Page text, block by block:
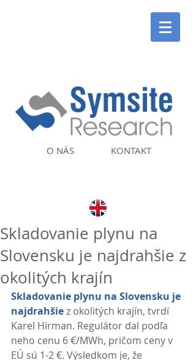
KONTAKT
O NÁS
Skladovanie plynu na
Slovensku je najdrahšie z
okolitých krajín
Skladovanie plynu na Slovensku je
najdrahšie z okolitých krajín, tvrdí
Karel Hirman. Regulátor dal podľa
neho cenu 6 €/MWh, pričom ceny v
EÚ sú 1-2 €. Výsledkom je, že